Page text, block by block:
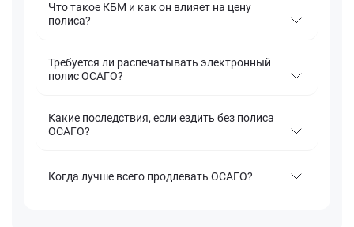
Что такое КБМ и как он влияет на цену
полиса?
Требуется ли распечатывать электронный
полис ОСАГО?
Какие последствия, если ездить без полиса
ОСАГО?
Когда лучше всего продлевать ОСАГО?